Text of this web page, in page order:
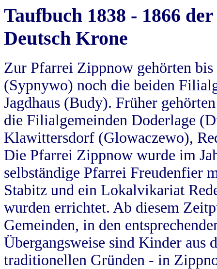
Taufbuch 1838 - 1866
Deutsch Krone
Zur Pfarrei Zippnow gehörten
(Sypnywo) noch die beiden
Jagdhaus (Budy). Früher
die Filialgemeinden Doderlage
Klawittersdorf (Glowaczewo),
Die Pfarrei Zippnow wurde im
selbständige Pfarrei Freudenfier
Stabitz und ein Lokalvikariat
wurden errichtet. Ab diesem
Gemeinden, in den
Übergangsweise sind Kinder aus
traditionellen Gründen - in